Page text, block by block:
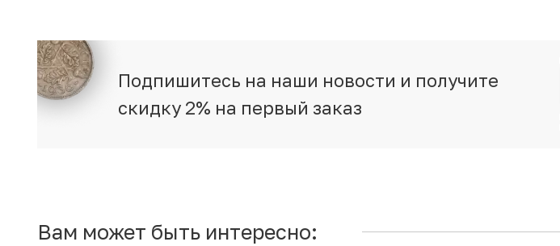
Подпишитесь на наши новости и получите
скидку 2% на первый заказ
Вам может быть интересно: